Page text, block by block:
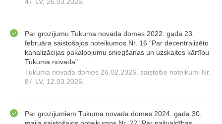
Par grozījumu Tukuma novada domes 2022. gada 23.
februāra saistošajos noteikumos Nr. 16 "Par decentralizēto
kanalizācijas pakalpojumu sniegšanas un uzskaites kārtību
Tukuma novadā"
Tukuma novada domes 26.02.2026. saistošie noteikumi Nr.
8/ LV, 12.03.2026.
Par grozījumiem Tukuma novada domes 2024. gada 30.